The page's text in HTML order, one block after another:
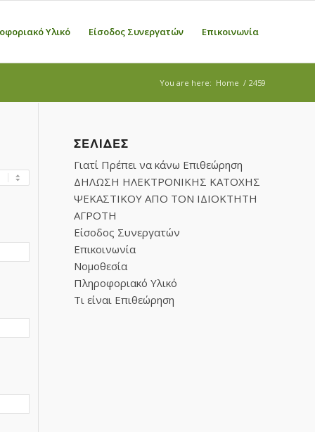
Υλικό Είσοδος Συνεργατών Επικοινωνία
You are here: Home / 2459
ΣΕΛΊΔΕΣ
Γιατί Πρέπει να κάνω Επιθεώρηση
ΔΗΛΩΣΗ ΗΛΕΚΤΡΟΝΙΚΗΣ ΚΑΤΟΧΗΣ
ΨΕΚΑΣΤΙΚΟΥ ΑΠΟ ΤΟΝ ΙΔΙΟΚΤΗΤΗ
ΑΓΡΟΤΗ
Είσοδος Συνεργατών
Επικοινωνία
Νομοθεσία
Πληροφοριακό Υλικό
Τι είναι Επιθεώρηση